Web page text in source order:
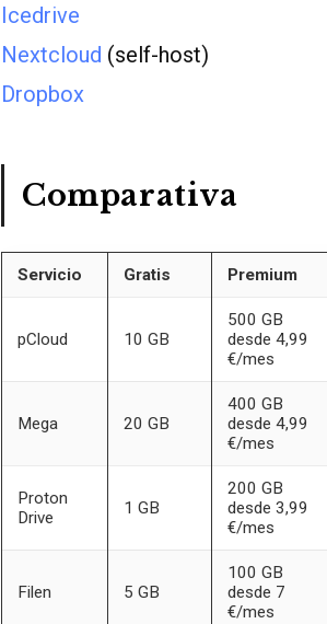
Icedrive
Nextcloud (self-host)
Dropbox
Comparativa
Servicio Gratis Premium
pCloud 10 GB
500 GB
desde 4,99
€/mes
Mega 20 GB
400 GB
desde 4,99
€/mes
Proton
Drive
1 GB
200 GB
desde 3,99
€/mes
Filen 5 GB
100 GB
desde 7
€/mes